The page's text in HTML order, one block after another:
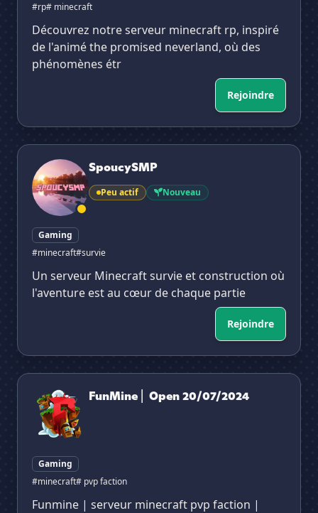
#rp# minecraft
Découvrez notre serveur minecraft rp, inspiré
de l'animé the promised neverland, où des
phénomènes étr
Rejoindre
SpoucySMP
SpoucySMP
Peu actif Nouveau
Gaming
#minecraft#survie
Un serveur Minecraft survie et construction où
l'aventure est au cœur de chaque partie
Rejoindre
FunMine ⎜ Open 20/07/2024
FunMine ⎜ Open 20/07/2024
Gaming
#minecraft# pvp faction
Funmine | serveur minecraft pvp faction |